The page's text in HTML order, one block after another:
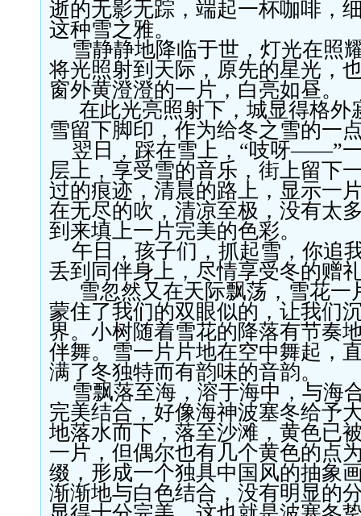
逝的无影无踪，端起一杯咖啡，
这种雪之雅。
雪静静地降临于世，灯光在照
将光照射到天际，原先的星光，
窗外黄澄澄的一片，白亮如昼。
在此光亮照射下，城显得格外
雪留下脚印，作为给冬之雪的一
翌日，踩在雪上，“吱呀——”
层上，享受雪的音乐，街上留下
过的痕迹，清晨的路上，显示一
在无尽的吹，清凉至极，没有太
到来填上一片完美的色彩。
午日，孩子们，抓起雪，你追
丢到同伴身上，尽情享受冬的赠
雪忽然又在天际飘荡，雪花一
蒙住了我们的双眼似的，让我们
界。小树随着雪花的降落有节奏
伴舞。雪一片片地在空中舞起，
满了冬独特而有韵味的音韵。
雪飘落至海，溶于海中，与海
完美结合，好像海神波塞冬给予
地落水而下，落至沙滩，黄色已
一片，但偶尔也有几个黄色的点
缀，形成一个独具中国风的抽象
渐渐地与白色结合，没有明显的